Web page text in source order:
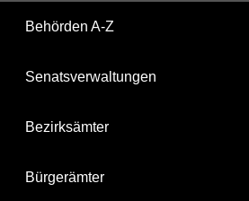
Behörden A-Z
Senatsverwaltungen
Bezirksämter
Bürgerämter